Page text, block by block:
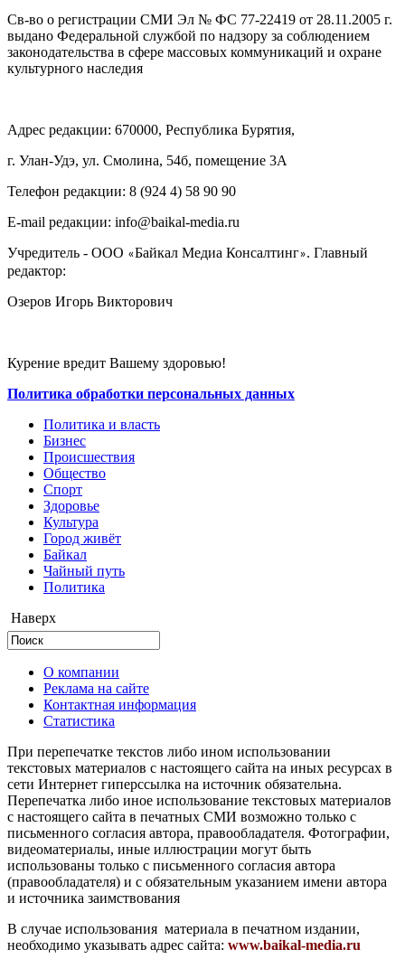
Св-во о регистрации СМИ Эл № ФС 77-22419 от 28.11.2005 г.
выдано Федеральной службой по надзору за соблюдением
законодательства в сфере массовых коммуникаций и охране
культурного наследия
Адрес редакции: 670000, Республика Бурятия,
г. Улан-Удэ, ул. Смолина, 54б, помещение 3А
Телефон редакции: ‎‎8 (924 4) 58 90 90
E-mail редакции: info@baikal-media.ru
Учредитель - ООО «Байкал Медиа Консалтинг». Главный
редактор:
Озеров Игорь Викторович
Курение вредит Вашему здоровью!
Политика обработки персональных данных
Политика и власть
Бизнес
Происшествия
Общество
Cпорт
Здоровье
Культура
Город живёт
Байкал
Чайный путь
Политика
Наверх
О компании
Реклама на сайте
Контактная информация
Статистика
При перепечатке текстов либо ином использовании
текстовых материалов с настоящего сайта на иных ресурсах в
сети Интернет гиперссылка на источник обязательна.
Перепечатка либо иное использование текстовых материалов
с настоящего сайта в печатных СМИ возможно только с
письменного согласия автора, правообладателя. Фотографии,
видеоматериалы, иные иллюстрации могут быть
использованы только с письменного согласия автора
(правообладателя) и с обязательным указанием имени автора
и источника заимствования
В случае использования материала в печатном издании,
необходимо указывать адрес сайта: www.baikal-media.ru